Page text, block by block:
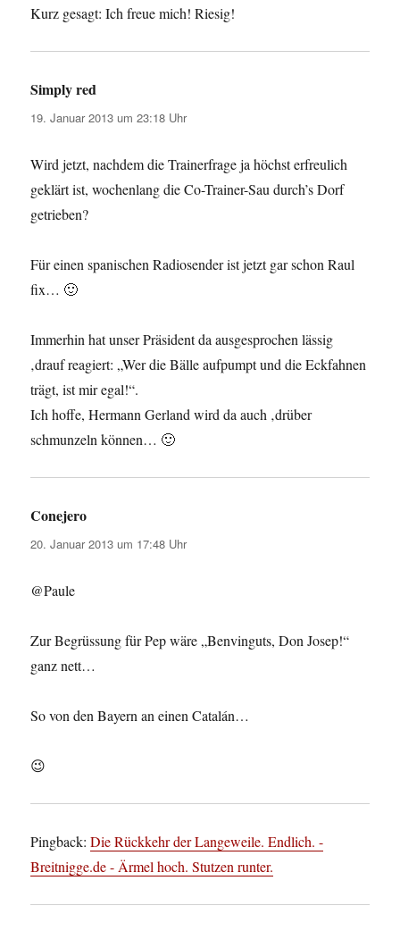
Kurz gesagt: Ich freue mich! Riesig!
Simply red
19. Januar 2013 um 23:18 Uhr
Wird jetzt, nachdem die Trainerfrage ja höchst erfreulich
geklärt ist, wochenlang die Co-Trainer-Sau durch’s Dorf
getrieben?
Für einen spanischen Radiosender ist jetzt gar schon Raul
fix… 🙂
Immerhin hat unser Präsident da ausgesprochen lässig
‚drauf reagiert: „Wer die Bälle aufpumpt und die Eckfahnen
trägt, ist mir egal!“.
Ich hoffe, Hermann Gerland wird da auch ‚drüber
schmunzeln können… 🙂
Conejero
20. Januar 2013 um 17:48 Uhr
@Paule
Zur Begrüssung für Pep wäre „Benvinguts, Don Josep!“
ganz nett…
So von den Bayern an einen Catalán…
😉
Pingback:Die Rückkehr der Langeweile. Endlich. -
Breitnigge.de - Ärmel hoch. Stutzen runter.